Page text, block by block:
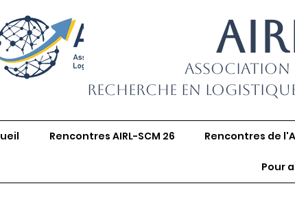
Association
Recherche en
Rencontres AIRL-SCM 26 Rencontres de
Pour